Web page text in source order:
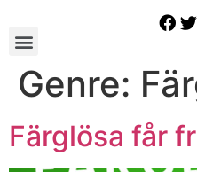
Genre:
Färglösa får